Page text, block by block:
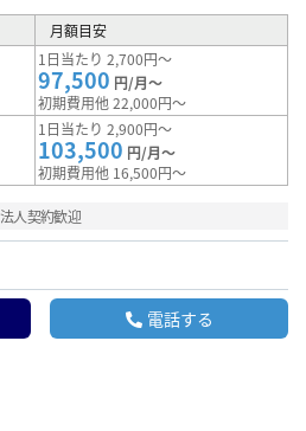
月額目安
1日当たり 2,700円～
97,500 円/月～
初期費用他 22,000円～
1日当たり 2,900円～
103,500 円/月～
初期費用他 16,500円～
法人契約歓迎
電話する